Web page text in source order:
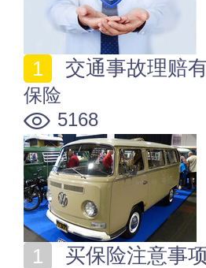
交通事故理赔
保险
5168
买保险注意事